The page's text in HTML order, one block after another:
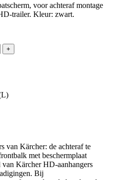
voor achteraf montage
trailer. Kleur: zwart.
+
van Kärcher: de achteraf te
met beschermplaat
van Kärcher HD-aanhangers
Bij